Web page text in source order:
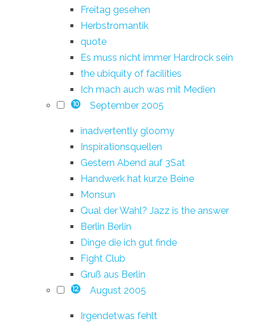
Freitag gesehen
Herbstromantik
quote
Es muss nicht immer Hardrock sein
the ubiquity of facilities
Ich mach auch was mit Medien
10 September 2005
inadvertently gloomy
Inspirationsquellen
Gestern Abend auf 3Sat
Handwerk hat kurze Beine
Monsun
Qual der Wahl? Jazz is the answer
Berlin Berlin
Dinge die ich gut finde
Fight Club
Gruß aus Berlin
12 August 2005
Irgendetwas fehlt